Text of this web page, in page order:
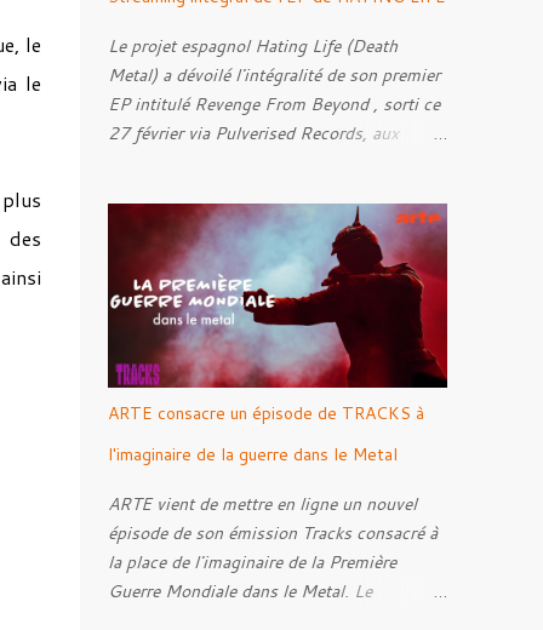
le
le
Le projet espagnol Hating Life (Death
Metal) a dévoilé l'intégralité de son premier
EP intitulé Revenge From Beyond , sorti ce
27 février via Pulverised Records, aux
et mixé par Santi et l'artwork a été réalisé
par Luxi Lahtinen. Tracklist: 01. Into The
Grave 02. The Eternal Embrace 03. A
Somber Night 04. Rebellion Against The
Vile 05. Revenge From Beyond 06. The
Sense Of Fear
ARTE consacre un épisode de TRACKS à
l'imaginaire de la guerre dans le Metal
ARTE vient de mettre en ligne un nouvel
épisode de son émission Tracks consacré à
la place de l'imaginaire de la Première
Guerre Mondiale dans le Metal. Le